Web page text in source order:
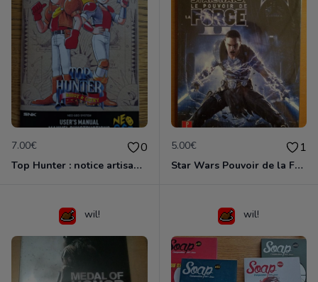
7.00€ 0
Top Hunter : notice artisanale
5.00€ 1
Star Wars Pouvoir de la Force II
wil! wil!